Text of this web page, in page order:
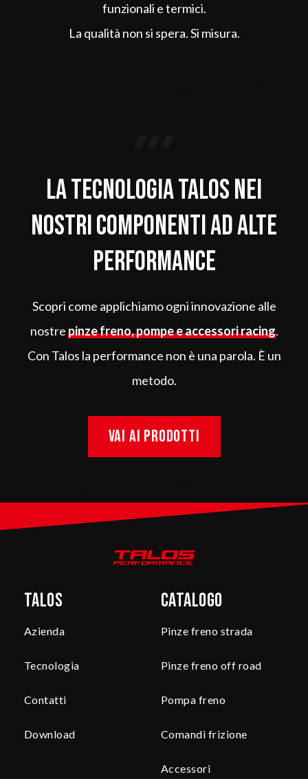
funzionali e termici.
La qualità non si spera. Si misura.
La tecnologia Talos nei
nostri componenti ad alte
performance
Scopri come applichiamo ogni innovazione alle
nostrepinze freno, pompe e accessori racing.
Con Talos la performance non è una parola. È un
metodo.
Vai ai prodotti
Talos
Azienda
Tecnologia
Contatti
Download
Catalogo
Pinze freno strada
Pinze freno off road
Pompa freno
Comandi frizione
Accessori